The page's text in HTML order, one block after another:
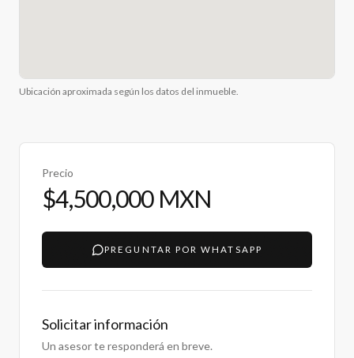
Ubicación aproximada según los datos del inmueble.
Precio
$4,500,000 MXN
PREGUNTAR POR WHATSAPP
Solicitar información
Un asesor te responderá en breve.